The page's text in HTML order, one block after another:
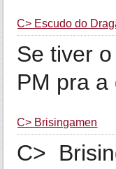
C> Escudo do
Se tiver
PM pra
C> Brisingamen
C>